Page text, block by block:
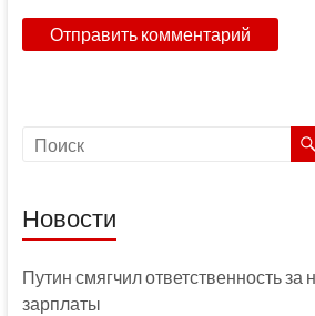
Новости
Путин смягчил ответственность за
зарплаты